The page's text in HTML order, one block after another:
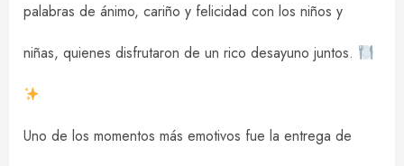
palabras de ánimo, cariño y felicidad con los niños y
niñas, quienes disfrutaron de un rico desayuno juntos.
Uno de los momentos más emotivos fue la entrega de